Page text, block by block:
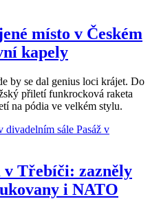
místo v Českém
kapely
by se dal genius loci krájet. Do
přiletí funkrocková raketa
na pódia ve velkém stylu.
v Třebíči: zazněly
i NATO